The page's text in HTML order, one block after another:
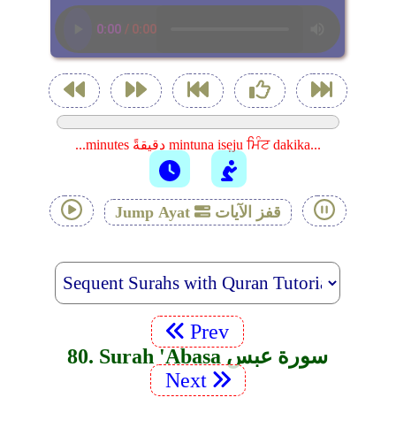
...minutes دقيقةً mintuna isẹju ਮਿੰਟ dakika...
Jump Ayat قفز الآيات
Prev
80. Surah 'Abasa سورة عبس
Next